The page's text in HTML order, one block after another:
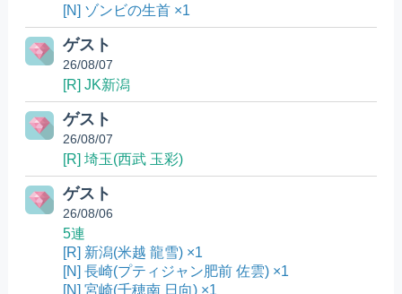
[N] ゾンビの生首 ×1
ゲスト
26/08/07
[R] JK新潟
ゲスト
26/08/07
[R] 埼玉(西武 玉彩)
ゲスト
26/08/06
5連
[R] 新潟(米越 龍雪) ×1
[N] 長崎(プティジャン肥前 佐雲) ×1
[N] 宮崎(千穂南 日向) ×1